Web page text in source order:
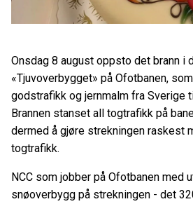
Onsdag 8 august oppsto det brann i
«Tjuvoverbygget» på Ofotbanen,
godstrafikk og jernmalm fra Sverige
Brannen stanset all togtrafikk på
dermed å gjøre strekningen raskest
togtrafikk.
NCC som jobber på Ofotbanen med
snøoverbygg på strekningen - det